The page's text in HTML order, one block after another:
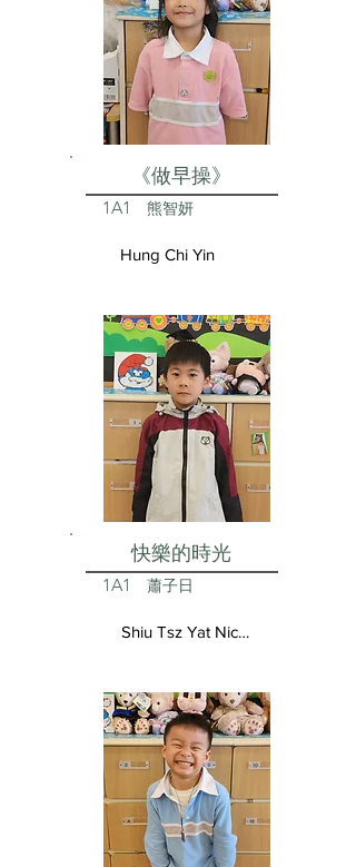
《做早操》
1A1 熊智妍
Hung Chi Yin
快樂的時光
1A1 蕭子日
Shiu Tsz Yat Nicolas